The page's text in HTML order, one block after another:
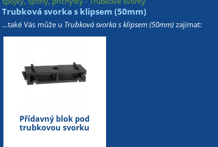
Trubková svorka s klipsem (50mm)
...také Vás může u Trubková svorka s klipsem (50mm) zajímat:
Přídavný blok pod
trubkovou svorku